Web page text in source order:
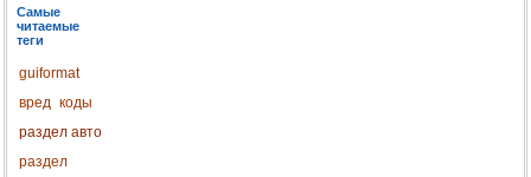
Самые
читаемые
теги
guiformat
вред коды
раздел авто
раздел